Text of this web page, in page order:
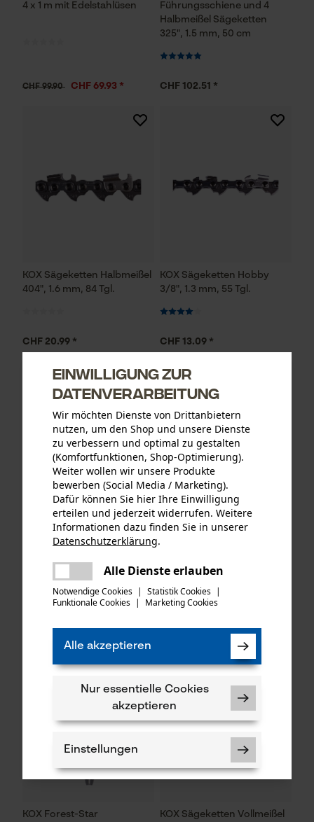
4 x 1 m mit Edelstahlüsen
CHF 99.90 CHF 69.93 *
Führungsschiene und 4
Halbmeißel Sägeketten
325", 1.5 mm, 50 cm
CHF 102.51 *
KOX Sägeketten Halbmeißel
404", 1.6 mm, 84 Tgl.
CHF 20.99 *
KOX Sägeketten Hobby
3/8", 1.3 mm, 55 Tgl.
CHF 13.09 *
KOX Sägeketten Halbmeißel
325", 1.6 mm, 63 Tgl.
KOX Forest-Star-Satz mit
1.5 mm, 55 cm
KOX Forest-Star
KOX Sägeketten Vollmeißel
Einwilligung zur
Datenverarbeitung
Wir möchten Dienste von Drittanbietern
nutzen, um den Shop und unsere Dienste
zu verbessern und optimal zu gestalten
(Komfortfunktionen, Shop-Optimierung).
Weiter wollen wir unsere Produkte
bewerben (Social Media / Marketing).
Dafür können Sie hier Ihre Einwilligung
erteilen und jederzeit widerrufen. Weitere
Informationen dazu finden Sie in unserer
Datenschutzerklärung.
Alle Dienste erlauben
Notwendige Cookies | Statistik Cookies |
Funktionale Cookies | Marketing Cookies
Alle akzeptieren
Nur essentielle Cookies
akzeptieren
Einstellungen
Es ist ein Fehler aufgetreten. Bitte
versuchen Sie es erneut.
mail